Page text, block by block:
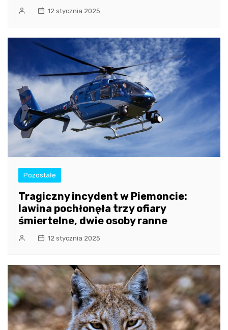
12 stycznia 2025
Pozostałe
Tragiczny incydent w Piemoncie:
lawina pochłonęła trzy ofiary
śmiertelne, dwie osoby ranne
12 stycznia 2025